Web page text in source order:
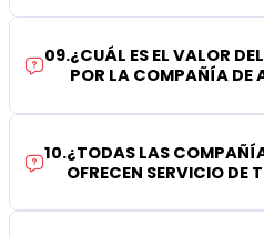
09.¿CUÁL ES EL VALOR
POR LA COMPAÑÍA DE
10.¿TODAS LAS
OFRECEN SERVICIO DE